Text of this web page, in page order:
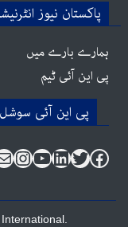
پاکستان نیوز
ہمارے بارے میں
پی این آئی ٹیم
Facebook
Twitter
LinkedIn
YouTube